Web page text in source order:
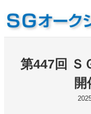
容
第447回 Ｓ